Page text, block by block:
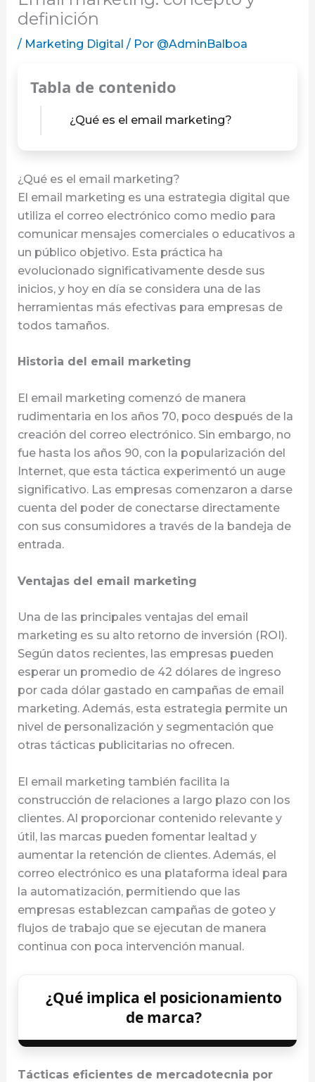
definición
/ Marketing Digital / Por @AdminBalboa
Tabla de contenido
¿Qué es el email marketing?
¿Qué es el email marketing?
El email marketing es una estrategia digital que
utiliza el correo electrónico como medio para
comunicar mensajes comerciales o educativos a
un público objetivo. Esta práctica ha
evolucionado significativamente desde sus
inicios, y hoy en día se considera una de las
herramientas más efectivas para empresas de
todos tamaños.
Historia del email marketing
El email marketing comenzó de manera
rudimentaria en los años 70, poco después de la
creación del correo electrónico. Sin embargo, no
fue hasta los años 90, con la popularización del
Internet, que esta táctica experimentó un auge
significativo. Las empresas comenzaron a darse
cuenta del poder de conectarse directamente
con sus consumidores a través de la bandeja de
entrada.
Ventajas del email marketing
Una de las principales ventajas del email
marketing es su alto retorno de inversión (ROI).
Según datos recientes, las empresas pueden
esperar un promedio de 42 dólares de ingreso
por cada dólar gastado en campañas de email
marketing. Además, esta estrategia permite un
nivel de personalización y segmentación que
otras tácticas publicitarias no ofrecen.
El email marketing también facilita la
construcción de relaciones a largo plazo con los
clientes. Al proporcionar contenido relevante y
útil, las marcas pueden fomentar lealtad y
aumentar la retención de clientes. Además, el
correo electrónico es una plataforma ideal para
la automatización, permitiendo que las
empresas establezcan campañas de goteo y
flujos de trabajo que se ejecutan de manera
continua con poca intervención manual.
¿Qué implica el posicionamiento
de marca?
Tácticas eficientes de mercadotecnia por